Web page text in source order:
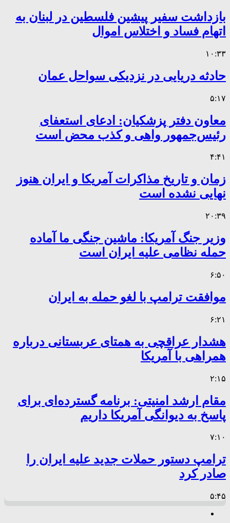
بازداشت سفیر پیشین فلسطین در لبنان به
اتهام فساد و اختلاس اموال
۱۰:۳۳
حادثه دریایی در نزدیکی سواحل عمان
۵:۱۷
معاون دفتر پزشکیان: ادعای استعفای
رئیس‌جمهور واهی و کذب محض است
۴:۴۱
زمان و تاریخ مذاکرات آمریکا و ایران هنوز
نهایی نشده است
۲۰:۳۹
وزیر جنگ آمریکا: ماشین جنگی ما آماده
حمله نظامی علیه ایران است
۶:۵۰
موافقت ترامپ با لغو حمله به ایران
۶:۲۱
هشدار عراقچی به همتای عربستانی درباره
همراهی با آمریکا
۲:۱۵
مقام ارشد امنیتی: برنامه گسترده‌ای برای
پاسخ به دیوانگی آمریکا داریم
۷:۱۰
ترامپ دستور حملات جدید علیه ایران را
صادر کرد
۵:۴۵